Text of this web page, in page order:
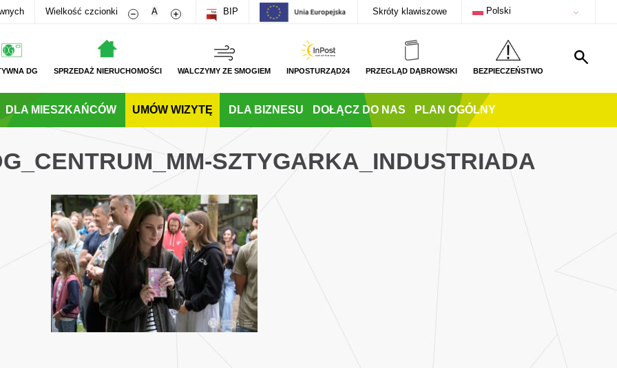
Wielkość czcionki Zmniejsz rozmiar czcionki
A Zwiększ rozmiar czcionki
BIP Skróty klawiszowe Polski
DG SPRZEDAŻ NIERUCHOMOŚCI WALCZYMY ZE SMOGIEM INPOSTURZĄD24 PRZEGLĄD DĄBROWSKI BEZPIECZEŃSTWO
DLA MIESZKAŃCÓW UMÓW WIZYTĘ DLA BIZNESU DOŁĄCZ DO NAS PLAN OGÓLNY
SZTYGARKA_INDUSTRIADA